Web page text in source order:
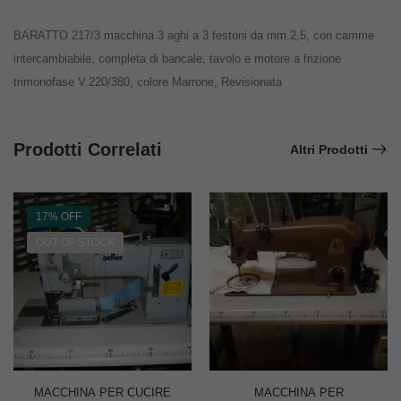
BARATTO 217/3 macchina 3 aghi a 3 festoni da mm.2,5, con camme
intercambiabile, completa di bancale, tavolo e motore a frizione
trimonofase V.220/380, colore Marrone, Revisionata
Prodotti Correlati Altri Prodotti
17% OFF
MACCHINA PER CUCIRE
MACCHINA PER